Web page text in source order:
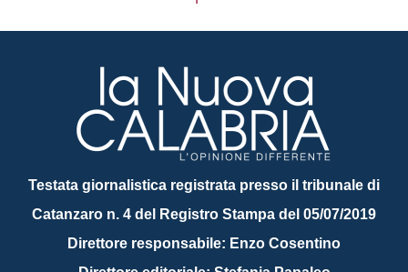
Testata giornalistica registrata presso il tribunale di
Catanzaro n. 4 del Registro Stampa del 05/07/2019
Direttore responsabile: Enzo Cosentino